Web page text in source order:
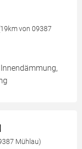
von 09387
Mühlau)